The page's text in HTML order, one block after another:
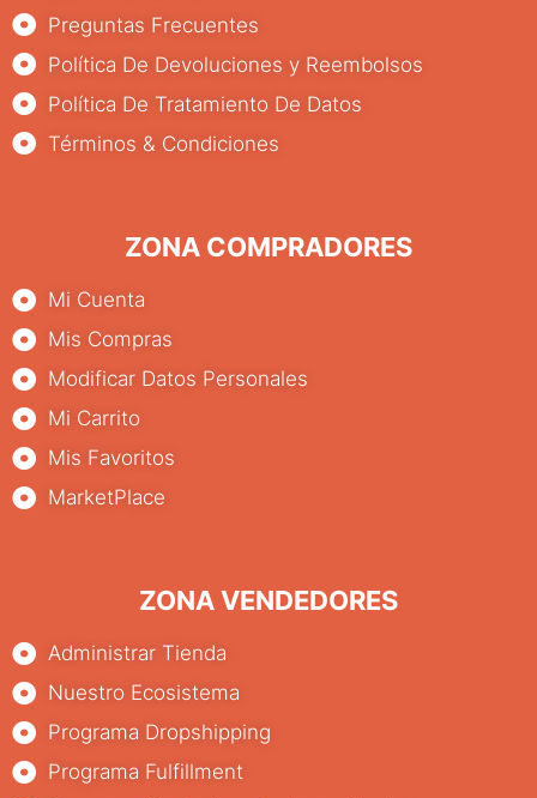
Preguntas Frecuentes
Política De Devoluciones y Reembolsos
Política De Tratamiento De Datos
Términos & Condiciones
ZONA COMPRADORES
Mi Cuenta
Mis Compras
Modificar Datos Personales
Mi Carrito
Mis Favoritos
MarketPlace
ZONA VENDEDORES
Administrar Tienda
Nuestro Ecosistema
Programa Dropshipping
Programa Fulfillment